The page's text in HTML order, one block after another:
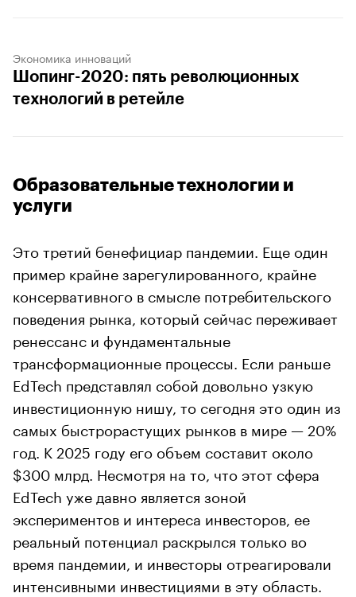
Экономика инноваций
Шопинг-2020: пять революционных
технологий в ретейле
Образовательные технологии и
услуги
Это третий бенефициар пандемии. Еще один
пример крайне зарегулированного, крайне
консервативного в смысле потребительского
поведения рынка, который сейчас переживает
ренессанс и фундаментальные
трансформационные процессы. Если раньше
EdTech представлял собой довольно узкую
инвестиционную нишу, то сегодня это один из
самых быстрорастущих рынков в мире — 20%
год. К 2025 году его объем составит около
$300 млрд. Несмотря на то, что этот сфера
EdTech уже давно является зоной
экспериментов и интереса инвесторов, ее
реальный потенциал раскрылся только во
время пандемии, и инвесторы отреагировали
интенсивными инвестициями в эту область.